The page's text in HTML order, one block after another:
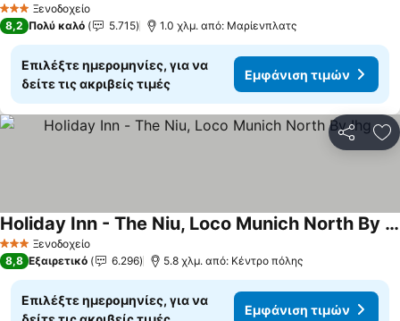
3 ΑστέριαΞενοδοχείο
8,2 Πολύ καλό 5.715 1.0 χλμ. από: Μαρίενπλατς
Επιλέξτε ημερομηνίες, για να
δείτε τις ακριβείς τιμές
Εμφάνιση τιμών
3 ΑστέριαΞενοδοχείο
Holiday Inn - The Niu, Loco Munich North By Ihg
Εμφάνιση τιμών
8,8 Εξαιρετικό 6.296 5.8 χλμ. από: Κέντρο πόλης
Επιλέξτε ημερομηνίες, για να
Εμφάνιση τιμών